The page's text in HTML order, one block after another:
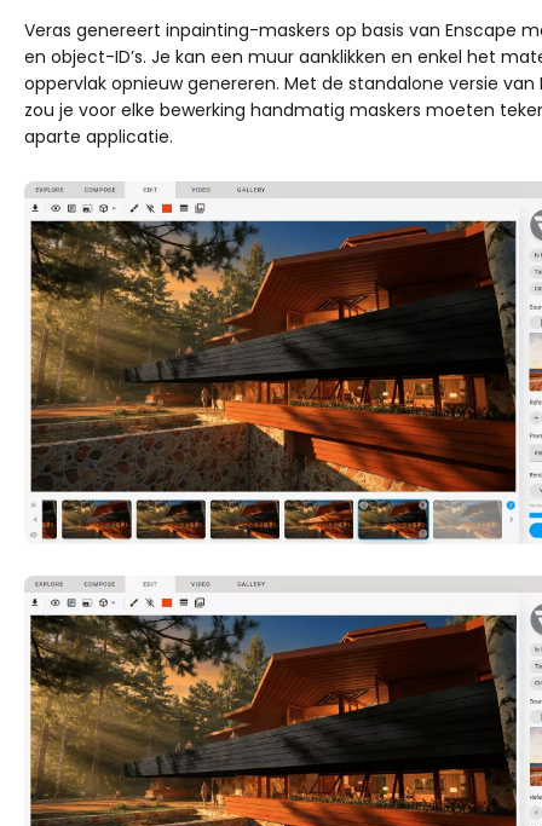
Veras genereert inpainting-maskers op basis van Enscape
en object-ID’s. Je kan een muur aanklikken en enkel het
oppervlak opnieuw genereren. Met de standalone versie van
zou je voor elke bewerking handmatig maskers moeten
aparte applicatie.